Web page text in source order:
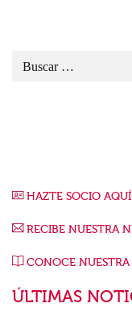
HAZTE SOCIO AQUÍ
RECIBE NUESTRA
CONOCE NUESTRA
ÚLTIMAS